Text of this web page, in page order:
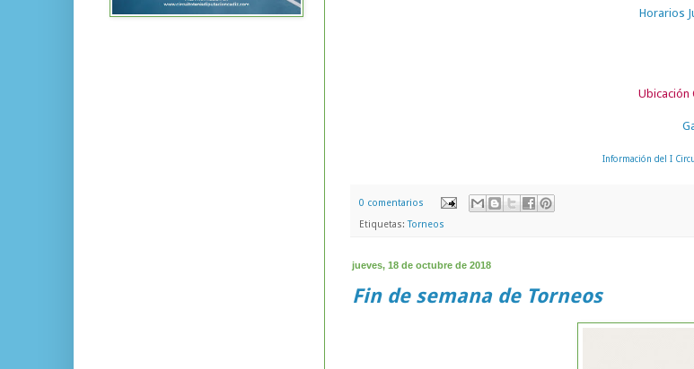
Horarios
Ubicación
Información del I
0 comentarios
Etiquetas:Torneos
jueves, 18 de octubre de 2018
Fin de semana de Torneos